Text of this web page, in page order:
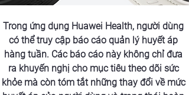
Trong ứng dụng Huawei Health, người dùng
có thể truy cập báo cáo quản lý huyết áp
hàng tuần. Các báo cáo này không chỉ đưa
ra khuyến nghị cho mục tiêu theo dõi sức
khỏe mà còn tóm tắt những thay đổi về mức